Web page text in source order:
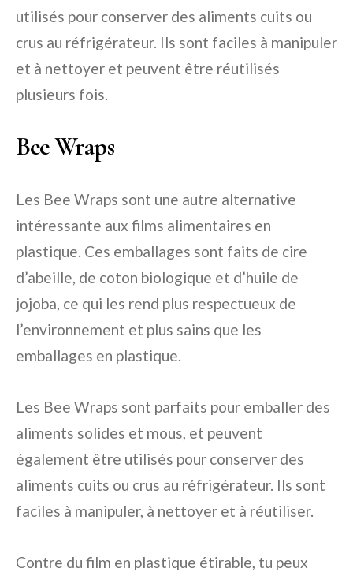
utilisés pour conserver des aliments cuits ou
crus au réfrigérateur. Ils sont faciles à manipuler
et à nettoyer et peuvent être réutilisés
plusieurs fois.
Bee Wraps
Les Bee Wraps sont une autre alternative
intéressante aux films alimentaires en
plastique. Ces emballages sont faits de cire
d’abeille, de coton biologique et d’huile de
jojoba, ce qui les rend plus respectueux de
l’environnement et plus sains que les
emballages en plastique.
Les Bee Wraps sont parfaits pour emballer des
aliments solides et mous, et peuvent
également être utilisés pour conserver des
aliments cuits ou crus au réfrigérateur. Ils sont
faciles à manipuler, à nettoyer et à réutiliser.
Contre du film en plastique étirable, tu peux